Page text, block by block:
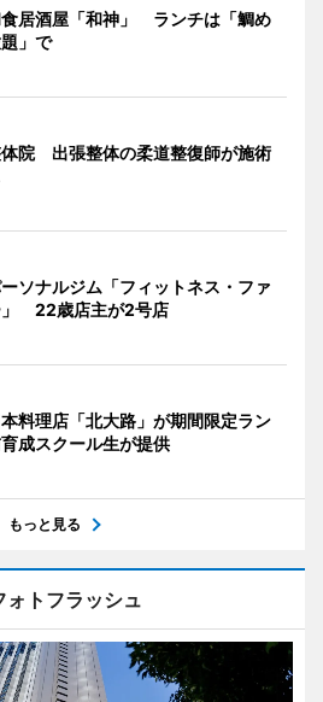
居酒屋「和神」 ランチは「鯛め
」で
院 出張整体の柔道整復師が施術
ソナルジム「フィットネス・ファ
」 22歳店主が2号店
料理店「北大路」が期間限定ラン
成スクール生が提供
もっと見る
ォトフラッシュ